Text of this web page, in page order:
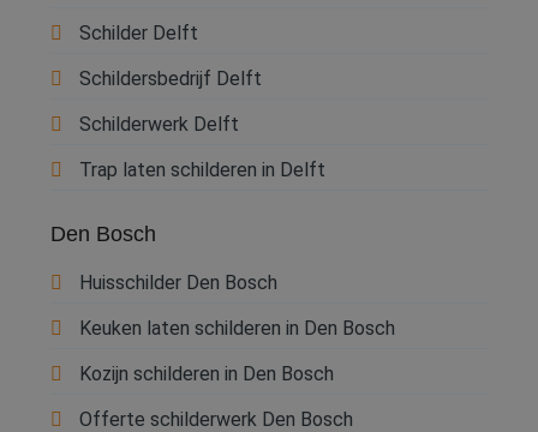
Schilder Delft
Schildersbedrijf Delft
Schilderwerk Delft
Trap laten schilderen in Delft
Den Bosch
Huisschilder Den Bosch
Keuken laten schilderen in Den Bosch
Kozijn schilderen in Den Bosch
Offerte schilderwerk Den Bosch